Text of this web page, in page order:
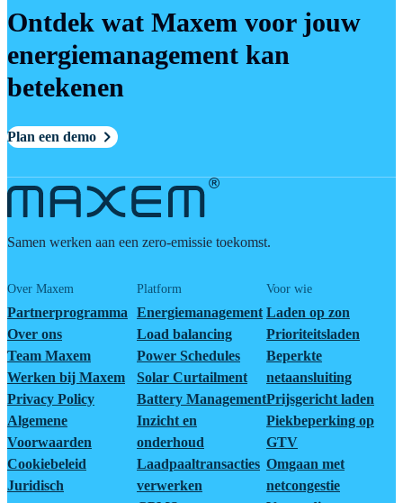
Ontdek wat Maxem voor jouw
energiemanagement kan
betekenen
Plan een demo
Samen werken aan een zero-emissie toekomst.
Over Maxem
Partnerprogramma
Over ons
Team Maxem
Werken bij Maxem
Privacy Policy
Algemene
Voorwaarden
Cookiebeleid
Juridisch
Platform
Energiemanagement
Load balancing
Power Schedules
Solar Curtailment
Battery Management
Inzicht en
onderhoud
Laadpaaltransacties
verwerken
Voor wie
Laden op zon
Prioriteitsladen
Beperkte
netaansluiting
Prijsgericht laden
Piekbeperking op
GTV
Omgaan met
netcongestie